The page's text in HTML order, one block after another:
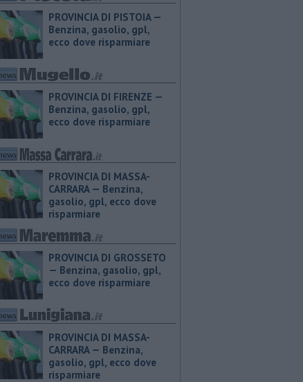
PROVINCIA DI PISTOIA — ​
Benzina, gasolio, gpl,
ecco dove risparmiare
PROVINCIA DI FIRENZE — ​
Benzina, gasolio, gpl,
ecco dove risparmiare
PROVINCIA DI MASSA-
CARRARA — ​Benzina,
gasolio, gpl, ecco dove
risparmiare
PROVINCIA DI GROSSETO
— ​Benzina, gasolio, gpl,
ecco dove risparmiare
PROVINCIA DI MASSA-
CARRARA — ​Benzina,
gasolio, gpl, ecco dove
risparmiare